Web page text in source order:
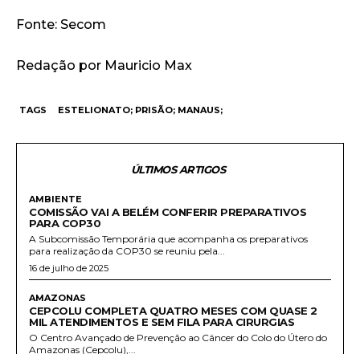
Fonte: Secom
Redação por Mauricio Max
TAGS ESTELIONATO; PRISÃO; MANAUS;
ÚLTIMOS ARTIGOS
AMBIENTE
COMISSÃO VAI A BELÉM CONFERIR PREPARATIVOS
PARA COP30
A Subcomissão Temporária que acompanha os preparativos
para realização da COP30 se reuniu pela...
16 de julho de 2025
AMAZONAS
CEPCOLU COMPLETA QUATRO MESES COM QUASE 2
MIL ATENDIMENTOS E SEM FILA PARA CIRURGIAS
O Centro Avançado de Prevenção ao Câncer do Colo do Útero do
Amazonas (Cepcolu),...